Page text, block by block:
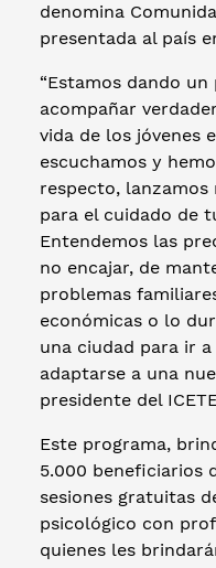
denomina
presentada al país
“Estamos dando
acompañar
vida de los jóvenes
escuchamos y
respecto,
para el cuidado de
Entendemos las
no encajar, de
problemas
económicas o lo
una ciudad para ir
adaptarse a una
presidente del
Este programa,
5.000 beneficiarios
sesiones gratuitas
psicológico con
quienes les